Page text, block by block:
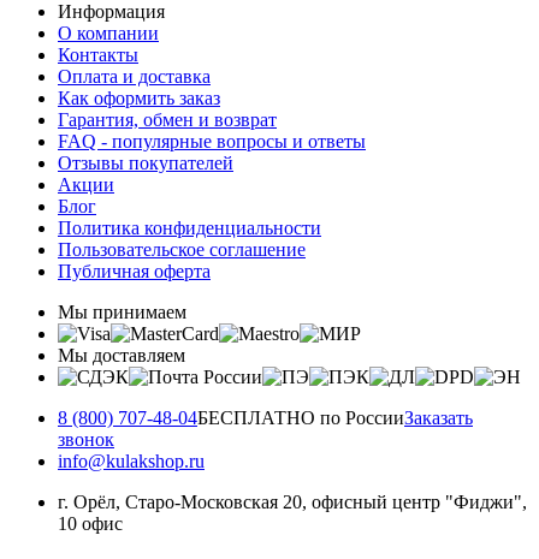
Информация
О компании
Контакты
Оплата и доставка
Как оформить заказ
Гарантия, обмен и возврат
FAQ - популярные вопросы и ответы
Отзывы покупателей
Акции
Блог
Политика конфиденциальности
Пользовательское соглашение
Публичная оферта
Мы принимаем
Мы доставляем
8 (800) 707-48-04БЕСПЛАТНО по РоссииЗаказать
звонок
info@kulakshop.ru
г. Орёл, Старо-Московская 20, офисный центр "Фиджи",
10 офис